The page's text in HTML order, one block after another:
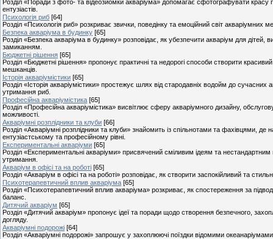
Розділ «Поради з фото- та відеозйомки акваріума» допомагає сфотографувати красу
ентузіастів.
Психологія риб [64]
Розділ «Психологія риб» розкриває звички, поведінку та емоційний світ акваріумних
Безпека акваріума в будинку [65]
Розділ «Безпека акваріума в будинку» розповідає, як убезпечити акваріум для дітей,
замиканням.
Бюджетні рішення [65]
Розділ «Бюджетні рішення» пропонує практичні та недорогі способи створити
мешканців.
Історія акваріумістики [65]
Розділ «Історія акваріумістики» простежує шлях від стародавніх водойм до
утримання риб.
Професійна акваріумістика [65]
Розділ «Професійна акваріумістика» висвітлює сферу акваріумного дизайну,
можливості.
Акваріумні розплідники та клуби [66]
Розділ «Акваріумні розплідники та клуби» знайомить із спільнотами та фахівцями,
ентузіастському та професійному рівні.
Експериментальні акваріуми [65]
Розділ «Експериментальні акваріуми» присвячений сміливим ідеям та
утримання.
Акваріум в офісі та на роботі [65]
Розділ «Акваріум в офісі та на роботі» розповідає, як створити заспокійливий та
Психотерапевтичний вплив акваріума [65]
Розділ «Психотерапевтичний вплив акваріума» розкриває, як спостереження за
баланс.
Дитячий акваріум [65]
Розділ «Дитячий акваріум» пропонує ідеї та поради щодо створення безпечного,
догляду.
Акваріумні подорожі [64]
Розділ «Акваріумні подорожі» запрошує у захоплюючі поїздки відомими